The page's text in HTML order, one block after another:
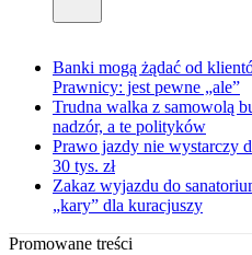
Banki mogą żądać od
Prawnicy: jest pewne „ale”
Trudna walka z samowolą
nadzór, a te polityków
Prawo jazdy nie wystarczy
30 tys. zł
Zakaz wyjazdu do
„kary” dla kuracjuszy
Promowane treści